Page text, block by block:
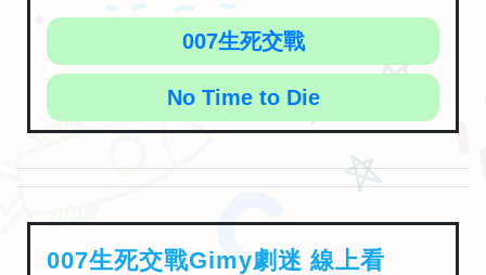
007生死交戰
No Time to Die
007生死交戰Gimy劇迷 線上看